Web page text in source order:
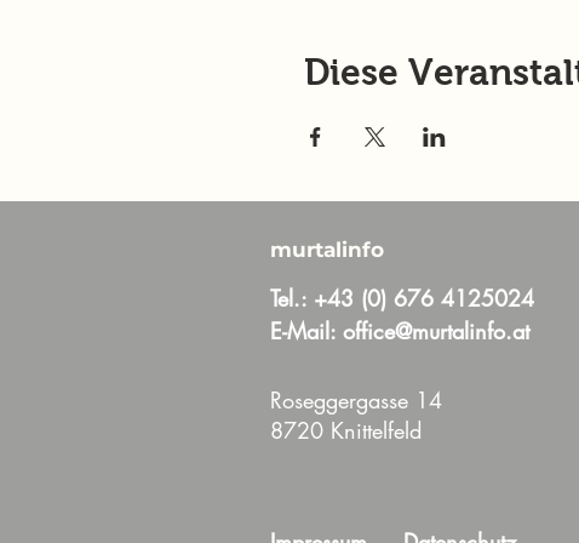
Diese
murtalinfo
Tel.: +43 (0) 676 4125024
E-Mail: office@murtalinfo.at
Roseggergasse 14
8720 Knittelfeld